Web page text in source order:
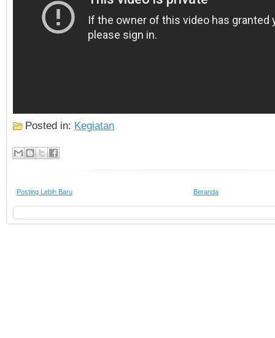
Posted in: Kegiatan
Posting Lebih Baru Beranda